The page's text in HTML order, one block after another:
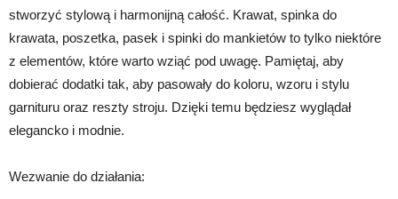
stworzyć stylową i harmonijną całość. Krawat, spinka do
krawata, poszetka, pasek i spinki do mankietów to tylko niektóre
z elementów, które warto wziąć pod uwagę. Pamiętaj, aby
dobierać dodatki tak, aby pasowały do koloru, wzoru i stylu
garnituru oraz reszty stroju. Dzięki temu będziesz wyglądał
elegancko i modnie.
Wezwanie do działania: